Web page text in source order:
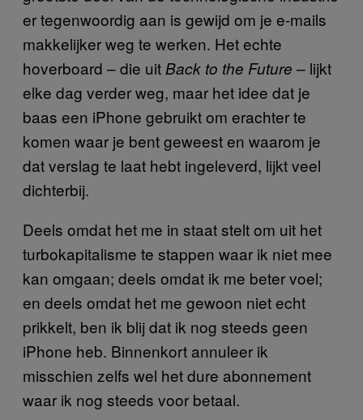
er tegenwoordig aan is gewijd om je e-mails
makkelijker weg te werken. Het echte
hoverboard – die uit Back to the Future – lijkt
elke dag verder weg, maar het idee dat je
baas een iPhone gebruikt om erachter te
komen waar je bent geweest en waarom je
dat verslag te laat hebt ingeleverd, lijkt veel
dichterbij.
Deels omdat het me in staat stelt om uit het
turbokapitalisme te stappen waar ik niet mee
kan omgaan; deels omdat ik me beter voel;
en deels omdat het me gewoon niet echt
prikkelt, ben ik blij dat ik nog steeds geen
iPhone heb. Binnenkort annuleer ik
misschien zelfs wel het dure abonnement
waar ik nog steeds voor betaal.